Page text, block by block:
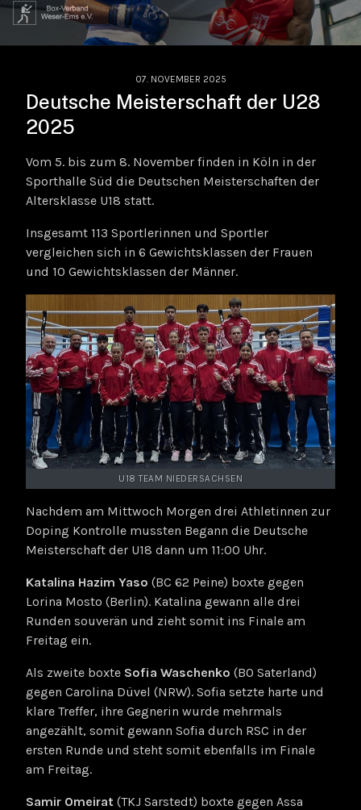
07. NOVEMBER 2025
Deutsche Meisterschaft der U28
2025
Vom 5. bis zum 8. November finden in Köln in der
Sporthalle Süd die Deutschen Meisterschaften der
Altersklasse U18 statt.
Insgesamt 113 Sportlerinnen und Sportler
vergleichen sich in 6 Gewichtsklassen der Frauen
und 10 Gewichtsklassen der Männer.
U18 TEAM NIEDERSACHSEN
Nachdem am Mittwoch Morgen drei Athletinnen zur
Doping Kontrolle mussten Begann die Deutsche
Meisterschaft der U18 dann um 11:00 Uhr.
Katalina Hazim Yaso (BC 62 Peine) boxte gegen
Lorina Mosto (Berlin). Katalina gewann alle drei
Runden souverän und zieht somit ins Finale am
Freitag ein.
Als zweite boxte Sofia Waschenko (BO Saterland)
gegen Carolina Düvel (NRW). Sofia setzte harte und
klare Treffer, ihre Gegnerin wurde mehrmals
angezählt, somit gewann Sofia durch RSC in der
ersten Runde und steht somit ebenfalls im Finale
am Freitag.
Samir Omeirat (TKJ Sarstedt) boxte gegen Assa